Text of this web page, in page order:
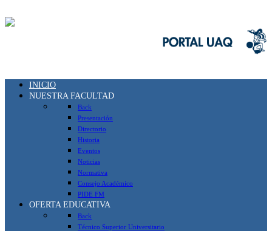
INICIO
NUESTRA FACULTAD
Back
Presentación
Directorio
Historia
Eventos
Noticias
Normativa
Consejo Académico
PIDE FM
OFERTA EDUCATIVA
Back
Técnico Superior Universitario